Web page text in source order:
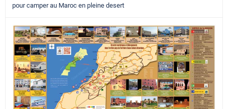
pour camper au Maroc en pleine desert